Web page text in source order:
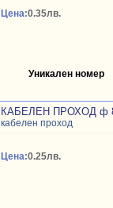
Цена:0.35лв.
Уникален номер
КАБЕЛЕН ПРОХОД ф
кабелен проход
Цена:0.25лв.